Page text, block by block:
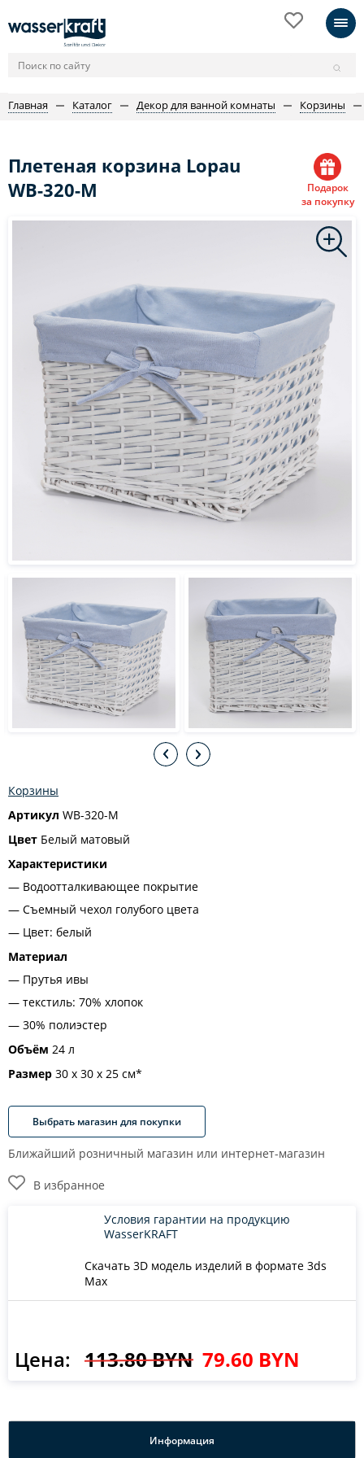
Главная Каталог Декор для ванной комнаты Корзины
Плетеная корзина Lopau
WB-320-M
Подарок
за покупку
Корзины
Артикул WB-320-M
Цвет Белый матовый
Характеристики
Водоотталкивающее покрытие
Съемный чехол голубого цвета
Цвет: белый
Материал
Прутья ивы
текстиль: 70% хлопок
30% полиэстер
Объём 24 л
Размер 30 х 30 х 25 см*
Выбрать магазин для покупки
Ближайший розничный магазин или интернет-магазин
В избранное
Скачать 3D модель изделий в формате 3ds
Max
Условия гарантии на продукцию
WasserKRAFT
Цена: 113.80 BYN 79.60 BYN
Информация